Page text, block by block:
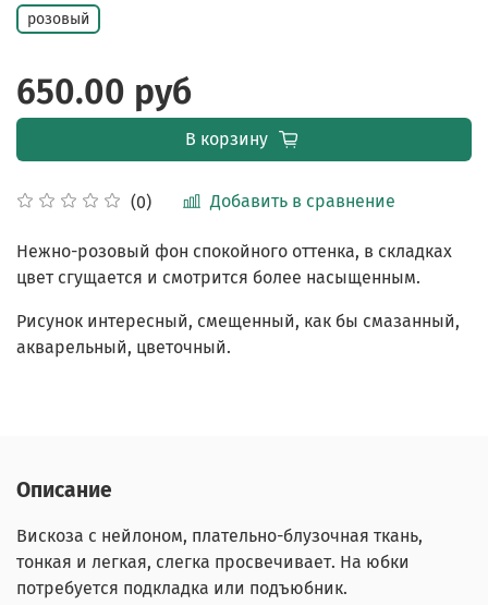
(0) Добавить в сравнение
розовый
650.00 руб
В корзину
Нежно-розовый фон спокойного оттенка, в складках
цвет сгущается и смотрится более насыщенным.
Рисунок интересный, смещенный, как бы смазанный,
акварельный, цветочный.
Описание
Вискоза с нейлоном, плательно-блузочная ткань,
тонкая и легкая, слегка просвечивает. На юбки
потребуется подкладка или подъюбник.